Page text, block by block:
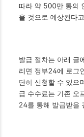
따라 약 500만 통의
을 것으로 예상된다
발급 절차는 아래 글
리면 정부24에 로그
단히 신청할 수 있으
급 수수료는 기존 오
24를 통해 발급받을